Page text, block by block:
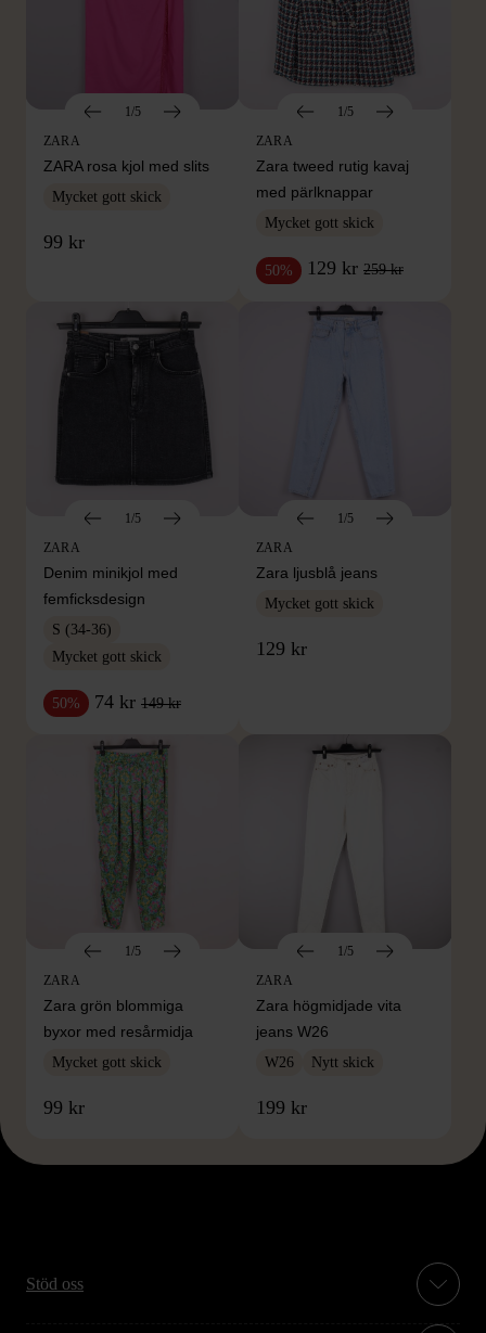
1/5
ZARA
ZARA rosa kjol med slits
Mycket gott skick
99 kr
1/5
ZARA
Zara tweed rutig kavaj
med pärlknappar
Mycket gott skick
50% 129 kr 259 kr
1/5
ZARA
Denim minikjol med
femficksdesign
S (34-36)
Mycket gott skick
50% 74 kr 149 kr
1/5
ZARA
Zara ljusblå jeans
Mycket gott skick
129 kr
1/5
ZARA
Zara grön blommiga
byxor med resårmidja
Mycket gott skick
99 kr
1/5
ZARA
Zara högmidjade vita
jeans W26
W26 Nytt skick
199 kr
Stöd oss